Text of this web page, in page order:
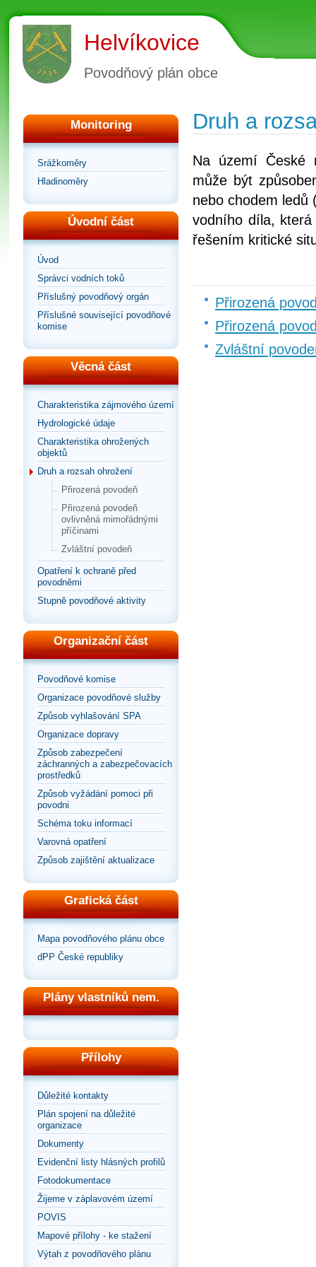
Helvíkovice
Povodňový plán obce
Monitoring
Srážkoměry
Hladinoměry
Úvodní část
Úvod
Správci vodních toků
Příslušný povodňový orgán
Příslušné související povodňové
komise
Věcná část
Charakteristika zájmového území
Hydrologické údaje
Charakteristika ohrožených
objektů
Druh a rozsah ohrožení
Přirozená povodeň
Přirozená povodeň
ovlivněná mimořádnými
příčinami
Zvláštní povodeň
Opatření k ochraně před
povodněmi
Stupně povodňové aktivity
Organizační část
Povodňové komise
Organizace povodňové služby
Způsob vyhlašování SPA
Organizace dopravy
Způsob zabezpečení
záchranných a zabezpečovacích
prostředků
Způsob vyžádání pomoci při
povodni
Schéma toku informací
Varovná opatření
Způsob zajištění aktualizace
Grafická část
Mapa povodňového plánu obce
dPP České republiky
Plány vlastníků nem.
Přílohy
Důležité kontakty
Plán spojení na důležité
organizace
Dokumenty
Evidenční listy hlásných profilů
Fotodokumentace
Žijeme v záplavovém území
POVIS
Mapové přílohy - ke stažení
Výtah z povodňového plánu
Druh a
Na území České
může být
nebo chodem ledů
vodního díla,
řešením kritické
Přirozená
Přirozená
Zvláštní